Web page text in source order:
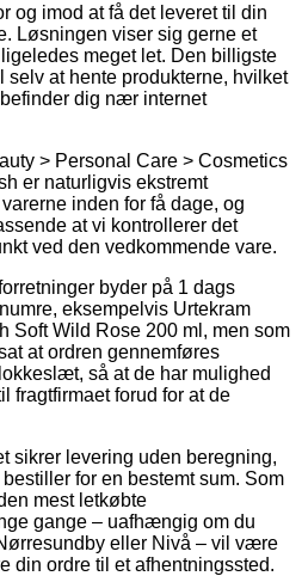
og imod at få det leveret til din
Løsningen viser sig gerne et
meget let. Den billigste
at hente produkterne, hvilket
dig nær internet
> Personal Care > Cosmetics
er naturligvis ekstremt
inden for få dage, og
at vi kontrollerer det
ved den vedkommende vare.
byder på 1 dags
eksempelvis Urtekram
Soft Wild Rose 200 ml, men som
at ordren gennemføres
så at de har mulighed
fragtfirmaet forud for at de
sikrer levering uden beregning,
for en bestemt sum. Som
mest letkøbte
gange – uafhængig om du
eller Nivå – vil være
din ordre til et afhentningssted.